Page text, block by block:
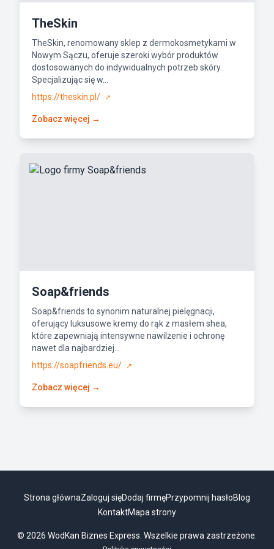
TheSkin
TheSkin, renomowany sklep z dermokosmetykami w
Nowym Sączu, oferuje szeroki wybór produktów
dostosowanych do indywidualnych potrzeb skóry.
Specjalizując się w...
https://theskin.pl/
↗
Zobacz więcej →
Soap&friends
Soap&friends to synonim naturalnej pielęgnacji,
oferujący luksusowe kremy do rąk z masłem shea,
które zapewniają intensywne nawilżenie i ochronę
nawet dla najbardziej...
https://soapfriends.eu/
↗
Zobacz więcej →
Strona głównaZaloguj sięDodaj firmęPrzypomnij hasłoBlog
KontaktMapa strony
© 2026 WodKan Biznes Express. Wszelkie prawa zastrzeżone.